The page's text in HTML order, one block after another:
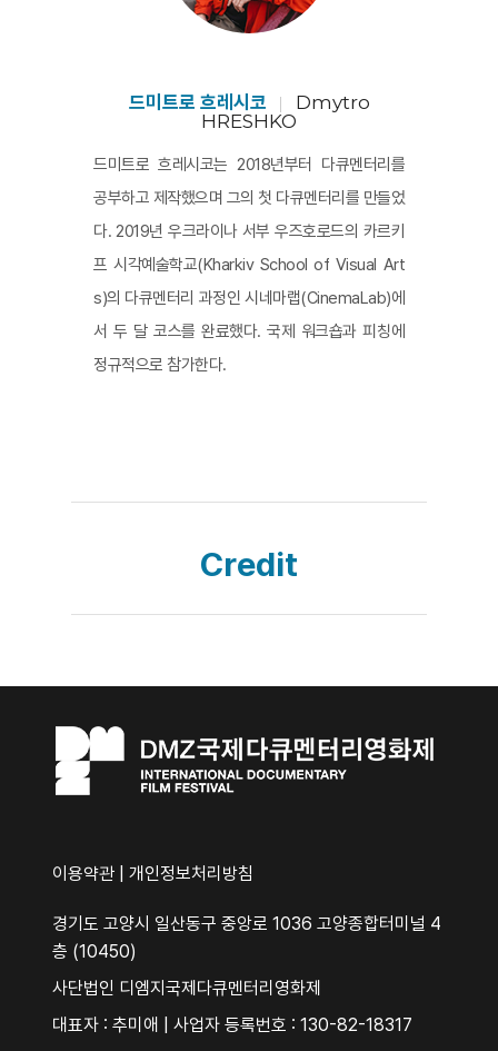
될 것이다. 연극에 참여한 이들은 카메라 앞에서 무너진 건
래에서 슬픔을 꺼내어 나누는 시간이 될 것이다. 무엇보다
그것은 서로 보듬고 공감하는 사랑의 행위로서 우리 삶을
지탱하는 초석이 될 것이다.
드미트로 흐레시코
Dmytro
HRESHKO
드미트로 흐레시코는 2018년부터 다큐멘터리를
공부하고 제작했으며 그의 첫 다큐멘터리를 만들었
다. 2019년 우크라이나 서부 우즈호로드의 카르키
프 시각예술학교(Kharkiv School of Visual Art
s)의 다큐멘터리 과정인 시네마랩(CinemaLab)에
서 두 달 코스를 완료했다. 국제 워크숍과 피칭에
정규적으로 참가한다.
Credit
이용약관 개인정보처리방침
경기도 고양시 일산동구 중앙로 1036 고양종합터미널 4
층 (10450)
사단법인 디엠지국제다큐멘터리영화제
대표자 : 추미애 | 사업자 등록번호 : 130-82-18317